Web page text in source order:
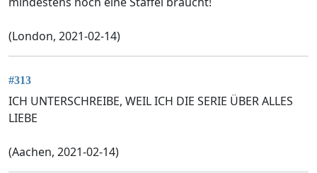
(London, 2021-02-14)
#313
ICH UNTERSCHREIBE, WEIL ICH DIE SERIE ÜBER ALLES
LIEBE
(Aachen, 2021-02-14)